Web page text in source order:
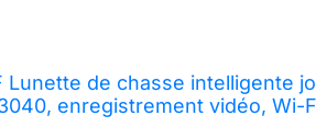
Lunette de chasse intelligente
enregistrement vidéo, Wi-